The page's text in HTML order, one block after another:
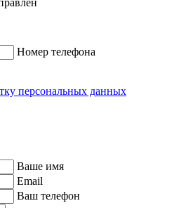
Номер телефона
персональных данных
Ваше имя
Email
Ваш телефон